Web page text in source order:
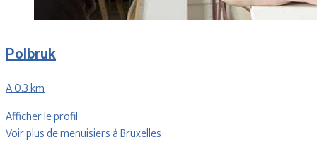
Polbruk
A 0.3 km
Afficher le profil
Voir plus de menuisiers à Bruxelles